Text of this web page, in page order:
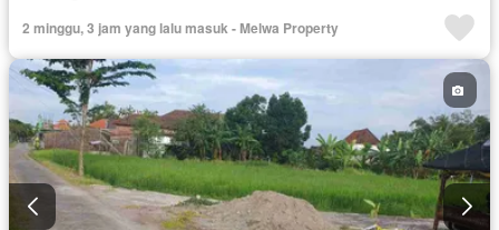
2 minggu, 3 jam yang lalu masuk - Melwa Property